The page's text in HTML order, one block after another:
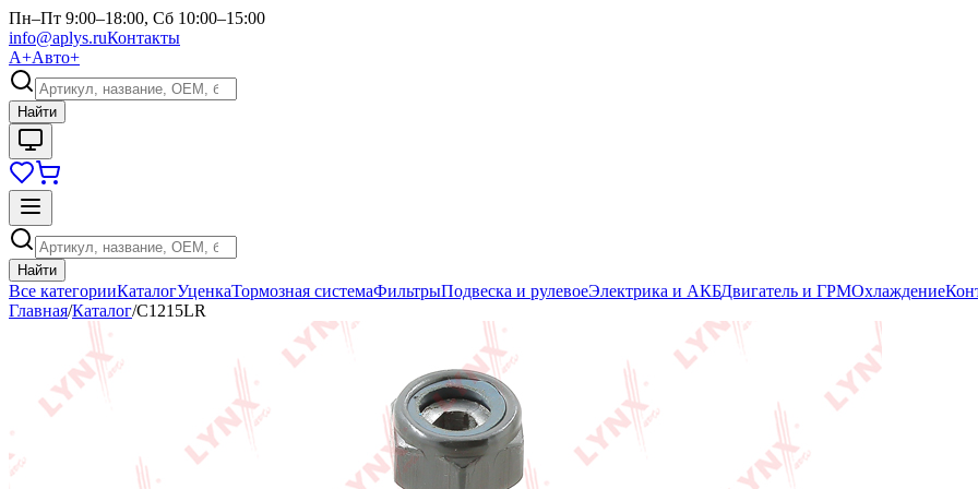
Пн–Пт 9:00–18:00, Сб 10:00–15:00
info@aplys.ruКонтакты
А+Авто+
Найти
Найти
Все категорииКаталогУценкаТормозная системаФильтрыПодвеска и рулевоеЭлектрика и АКБДвигатель и ГРМОхлаждение
Главная/Каталог/C1215LR